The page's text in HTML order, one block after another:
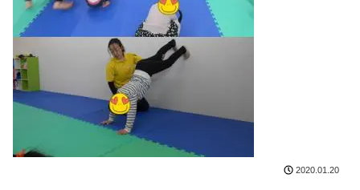
2020.01.20